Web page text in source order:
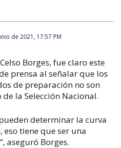
de 2021, 17:57 PM
Borges, fue claro este
prensa al señalar que los
de preparación no son
la Selección Nacional.
determinar la curva
tiene que ser una
aseguró Borges.